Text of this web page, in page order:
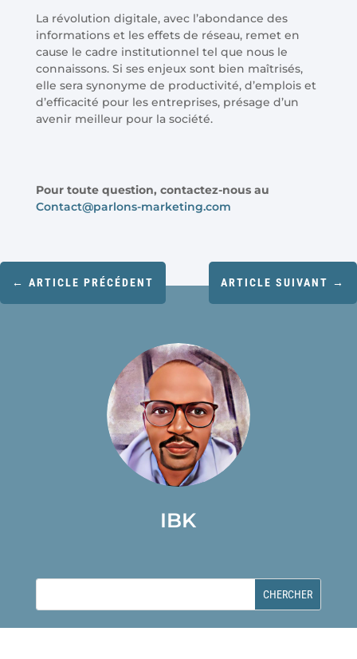
La révolution digitale, avec l’abondance des
informations et les effets de réseau, remet en
cause le cadre institutionnel tel que nous le
connaissons. Si ses enjeux sont bien maîtrisés,
elle sera synonyme de productivité, d’emplois et
d’efficacité pour les entreprises, présage d’un
avenir meilleur pour la société.
Pour toute question, contactez-nous au
Contact@parlons-marketing.com
← ARTICLE PRÉCÉDENT ARTICLE SUIVANT →
IBK